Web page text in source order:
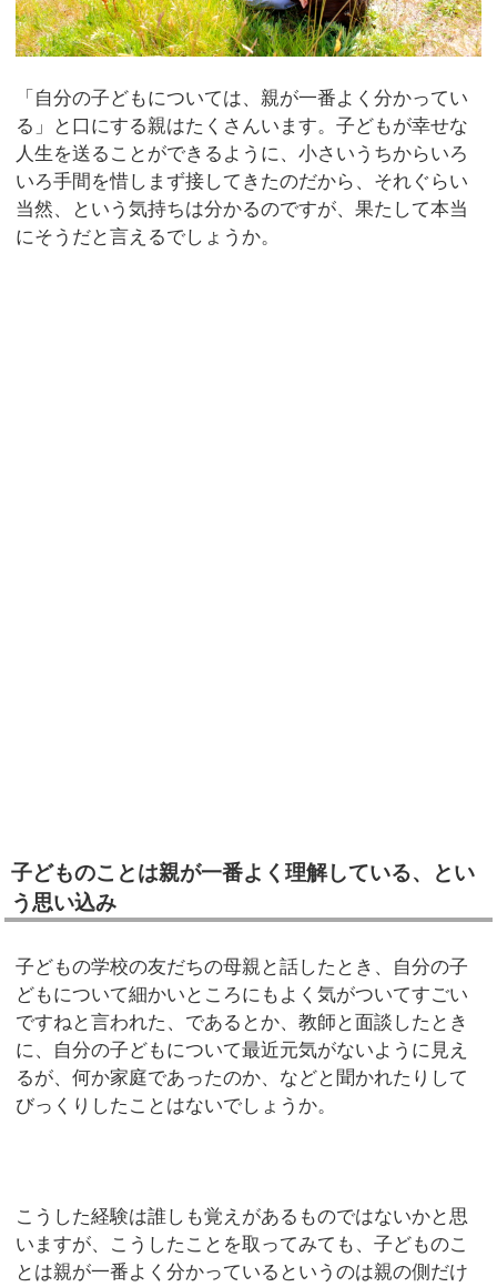
「自分の子どもについては、親が一番よく分かってい
る」と口にする親はたくさんいます。子どもが幸せな
人生を送ることができるように、小さいうちからいろ
いろ手間を惜しまず接してきたのだから、それぐらい
当然、という気持ちは分かるのですが、果たして本当
にそうだと言えるでしょうか。
子どものことは親が一番よく理解している、とい
う思い込み
子どもの学校の友だちの母親と話したとき、自分の子
どもについて細かいところにもよく気がついてすごい
ですねと言われた、であるとか、教師と面談したとき
に、自分の子どもについて最近元気がないように見え
るが、何か家庭であったのか、などと聞かれたりして
びっくりしたことはないでしょうか。
こうした経験は誰しも覚えがあるものではないかと思
いますが、こうしたことを取ってみても、子どものこ
とは親が一番よく分かっているというのは親の側だけ